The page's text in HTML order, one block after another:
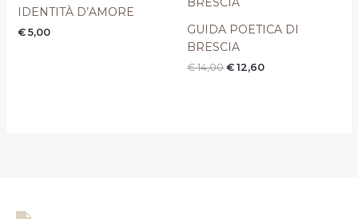
IDENTITÀ D’AMORE
€5,00
GUIDA POETICA DI
BRESCIA
€14,00
originale
€ 14,00.
€ 12,60
€ 12,60.